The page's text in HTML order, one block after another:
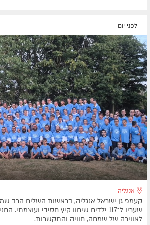
לפני יום
אנגליה
קעמפ גן ישראל אנגליה, בראשות השליח הרב
לאווירה של שמחה, חוויה והתקשרות.